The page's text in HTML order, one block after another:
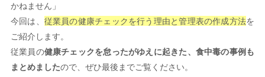
かねません」
今回は、 従業員の健康チェックを行う理由と管理表の作成方法を
ご紹介します。
従業員の健康チェックを怠ったがゆえに起きた、食中毒の事例も
まとめましたので、ぜひ最後までご覧ください。